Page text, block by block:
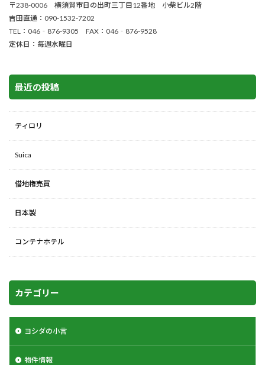
〒238-0006 横須賀市日の出町三丁目12番地 小柴ビル2階
吉田直通：090-1532-7202
TEL：046‐876-9305 FAX：046‐876-9528
定休日：毎週水曜日
最近の投稿
ティロリ
Suica
借地権売買
日本製
コンテナホテル
カテゴリー
ヨシダの小言
物件情報